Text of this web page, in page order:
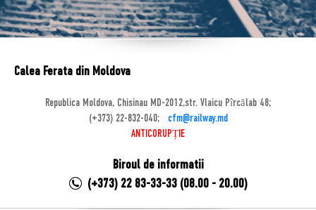
Calea Ferata din Moldova
Republica Moldova, Chisinau MD-2012,str. Vlaicu Pîrcălab 48;
(+373) 22-832-040;
cfm@railway.md
ANTICORUPȚIE
Biroul de informatii
(+373) 22 83-33-33 (08.00 - 20.00)